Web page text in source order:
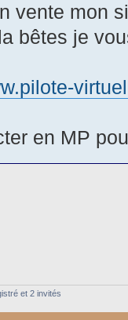
vente mon
bêtes je
en MP
et 2 invités